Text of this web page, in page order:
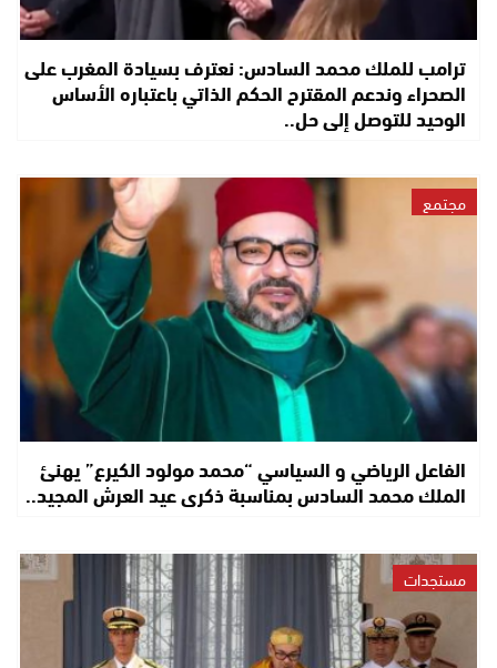
ترامب للملك محمد السادس: نعترف بسيادة المغرب على
الصحراء وندعم المقترح الحكم الذاتي باعتباره الأساس
الوحيد للتوصل إلى حل..
مجتمع
الفاعل الرياضي و السياسي “محمد مولود الكيرع” يهنئ
الملك محمد السادس بمناسبة ذكرى عيد العرش المجيد..
مستجدات